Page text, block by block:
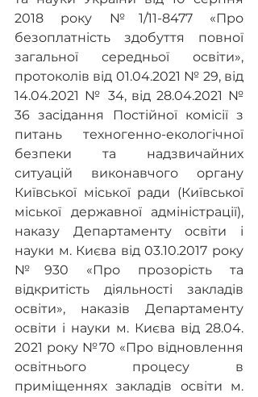
2018 року №1/11-8477 «Про
безоплатність здобуття повної
загальної середньої освіти»,
протоколів від 01.04.2021 № 29, від
14.04.2021 № 34, від 28.04.2021 №
36 засідання Постійної комісії з
питань техногенно-екологічної
безпеки та надзвичайних
ситуацій виконавчого органу
Київської міської ради (Київської
міської державної адміністрації),
наказу Департаменту освіти і
науки м. Києва від 03.10.2017 року
№930 «Про прозорість та
відкритість діяльності закладів
освіти», наказів Департаменту
освіти і науки м. Києва від 28.04.
2021 року №70 «Про відновлення
освітнього процесу в
приміщеннях закладів освіти м.